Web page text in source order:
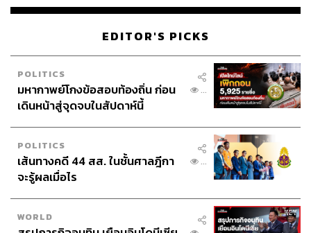
EDITOR'S PICKS
POLITICS
มหากาพย์โกงข้อสอบท้องถิ่น ก่อน
เดินหน้าสู่จุดจบในสัปดาห์นี้
...
POLITICS
เส้นทางคดี 44 สส. ในชั้นศาลฎีกา
จะรู้ผลเมื่อไร
...
WORLD